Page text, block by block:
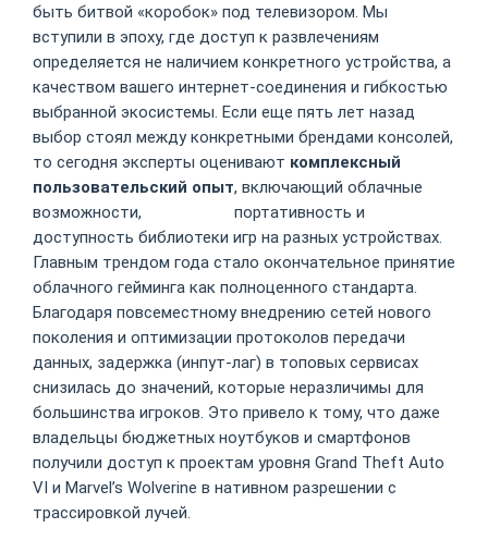
быть битвой «коробок» под телевизором. Мы
вступили в эпоху, где доступ к развлечениям
определяется не наличием конкретного устройства, а
качеством вашего интернет-соединения и гибкостью
выбранной экосистемы. Если еще пять лет назад
выбор стоял между конкретными брендами консолей,
то сегодня эксперты оценивают комплексный
пользовательский опыт, включающий облачные
возможности,
портативность и
доступность библиотеки игр на разных устройствах.
Главным трендом года стало окончательное принятие
облачного гейминга как полноценного стандарта.
Благодаря повсеместному внедрению сетей нового
поколения и оптимизации протоколов передачи
данных, задержка (инпут-лаг) в топовых сервисах
снизилась до значений, которые неразличимы для
большинства игроков. Это привело к тому, что даже
владельцы бюджетных ноутбуков и смартфонов
получили доступ к проектам уровня Grand Theft Auto
VI и Marvel’s Wolverine в нативном разрешении с
трассировкой лучей.